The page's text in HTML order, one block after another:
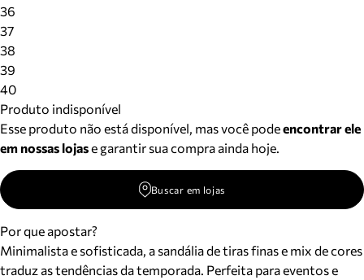
36
37
38
39
40
Produto indisponível
Esse produto não está disponível, mas você podeencontrar ele
em nossas lojase garantir sua compra ainda hoje.
Buscar em lojas
Por que apostar?
Minimalista e sofisticada, a sandália de tiras finas e mix de cores
traduz as tendências da temporada. Perfeita para eventos e